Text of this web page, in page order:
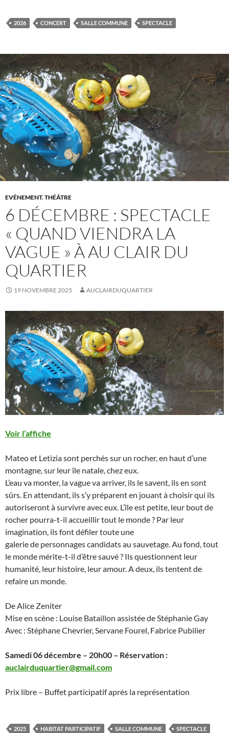
2026 CONCERT SALLE COMMUNE SPECTACLE
EVÉNEMENT,THÉÂTRE
6 DÉCEMBRE : SPECTACLE
« QUAND VIENDRA LA
VAGUE » À AU CLAIR DU
QUARTIER
19 NOVEMBRE 2025 AUCLAIRDUQUARTIER
Voir l’affiche
Mateo et Letizia sont perchés sur un rocher, en haut d’une
montagne, sur leur île natale, chez eux.
L’eau va monter, la vague va arriver, ils le savent, ils en sont
sûrs. En attendant, ils s’y préparent en jouant à choisir qui ils
autoriseront à survivre avec eux. L’île est petite, leur bout de
rocher pourra-t-il accueillir tout le monde ? Par leur
imagination, ils font défiler toute une
galerie de personnages candidats au sauvetage. Au fond, tout
le monde mérite-t-il d’être sauvé ? Ils questionnent leur
humanité, leur histoire, leur amour. A deux, ils tentent de
refaire un monde.
De Alice Zeniter
Mise en scène : Louise Bataillon assistée de Stéphanie Gay
Avec : Stéphane Chevrier, Servane Fourel, Fabrice Pubilier
Samedi 06 décembre – 20h00 – Réservation :
auclairduquartier@gmail.com
Prix libre – Buffet participatif après la représentation
2025 HABITAT PARTICIPATIF SALLE COMMUNE
SPECTACLE